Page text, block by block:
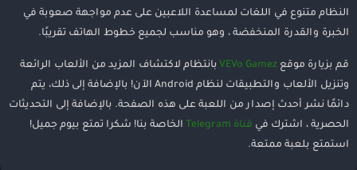
النظام متنوع في اللغات لمساعدة اللاعبين على عدم مواجهة صعوبة في
الخبرة والقدرة المنخفضة ، وهو مناسب لجميع خطوط الهاتف تقريبًا.
قم بزيارة موقع VEVo Gamez بانتظام لاكتشاف المزيد من الألعاب الرائعة
وتنزيل الألعاب والتطبيقات لنظام Android الآن! بالإضافة إلى ذلك، يتم
دائمًا نشر أحدث إصدار من اللعبة على هذه الصفحة. بالإضافة إلى التحديثات
الحصرية ، اشترك في قناة Telegram
الخاصة بنا! شكرا تمتع بيوم جميل!
استمتع بلعبة ممتعة.